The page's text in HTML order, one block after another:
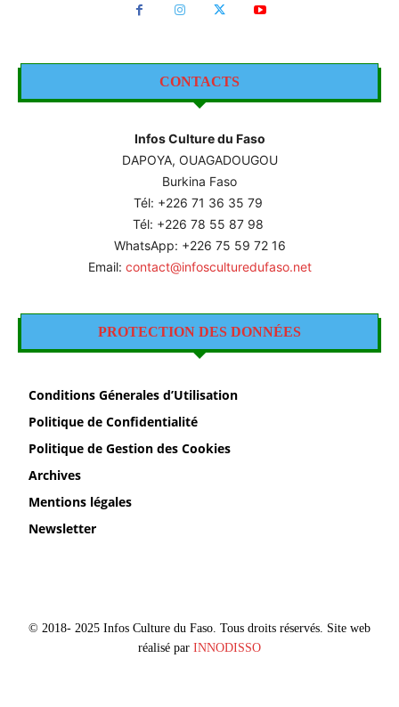
CONTACTS
Infos Culture du Faso
DAPOYA, OUAGADOUGOU
Burkina Faso
Tél: +226 71 36 35 79
Tél: +226 78 55 87 98
WhatsApp: +226 75 59 72 16
Email: contact@infosculturedufaso.net
PROTECTION DES DONNÉES
Conditions Génerales d’Utilisation
Politique de Confidentialité
Politique de Gestion des Cookies
Archives
Mentions légales
Newsletter
© 2018- 2025 Infos Culture du Faso. Tous droits réservés. Site web
réalisé par INNODISSO